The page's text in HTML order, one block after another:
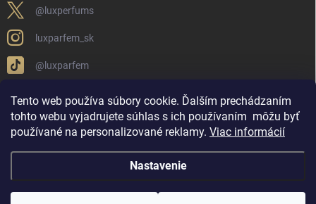
Tento web používa súbory cookie. Ďalším prechádzaním
tohto webu vyjadrujete súhlas s ich používaním môžu byť
používané na personalizované reklamy. Viac informácií
Nastavenie
@luxperfums
luxparfem_sk
@luxparfem
LUX PARFÉM NOVÁKY
Lux Parfém Skupina na FB
Lux Parfum - Česká Republika
Lux Parfumok - Hungary
Copyright 2026LUX PARFÉM. Všetky práva vyhradené.Upraviť nastavenie